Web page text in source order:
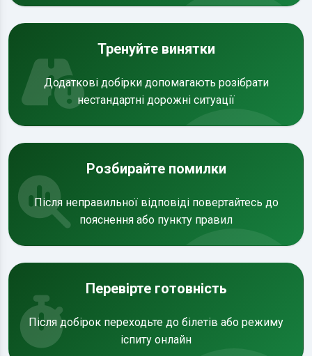
Тренуйте винятки
Додаткові добірки допомагають розібрати
нестандартні дорожні ситуації
Розбирайте помилки
Після неправильної відповіді повертайтесь до
пояснення або пункту правил
Перевірте готовність
Після добірок переходьте до білетів або режиму
іспиту онлайн